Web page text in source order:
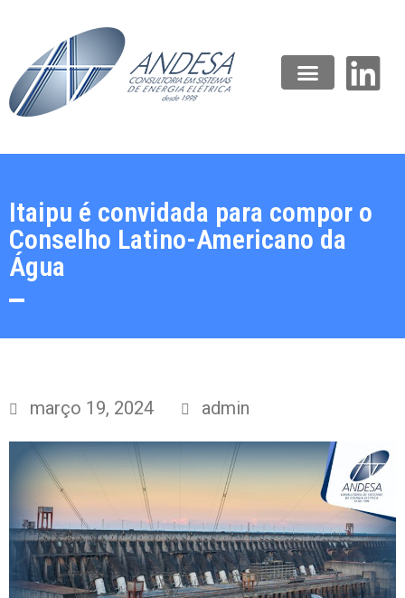
Itaipu é convidada para compor o
Conselho Latino-Americano da
Água
março 19, 2024 admin